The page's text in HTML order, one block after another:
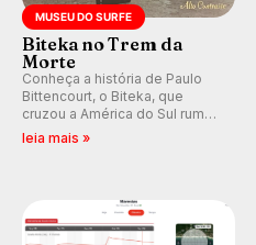
MUSEU DO SURFE
Biteka no Trem da
Morte
Conheça a história de Paulo
Bittencourt, o Biteka, que
cruzou a América do Sul rumo
ao Pacífico em uma jornada
leia mais »